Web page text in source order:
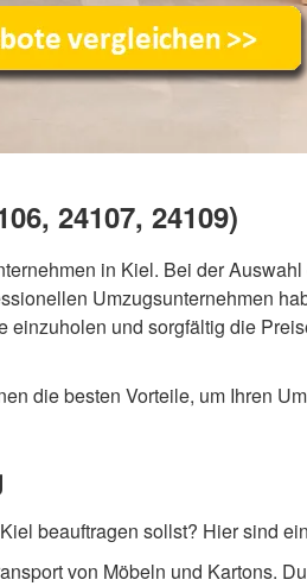
24107, 24109)
in Kiel. Bei der
Umzugsunternehmen
und sorgfältig die
die besten Vorteile, um Ihren
beauftragen sollst? Hier sind
von Möbeln und Kartons.